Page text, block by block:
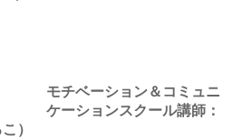
モチベーション＆コミュニ
ケーションスクール講師：
）